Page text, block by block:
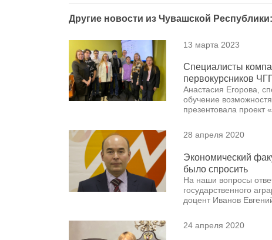
Другие новости из Чувашской Республики:
13 марта 2023
Специалисты
первокурсников
Анастасия Егорова,
обучение
презентовала
28 апреля 2020
Экономический
было спросить
На наши вопросы
государственного
доцент Иванов
24 апреля 2020